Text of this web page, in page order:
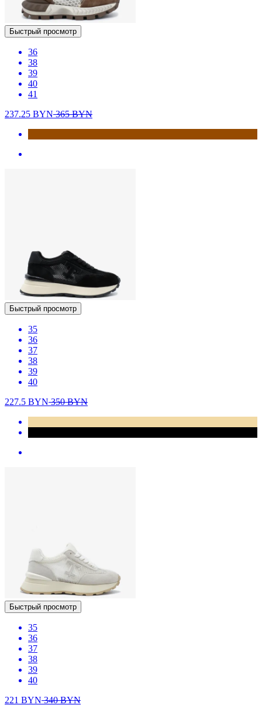
Быстрый просмотр
36
38
39
40
41
237.25 BYN365BYN
Быстрый просмотр
35
36
37
38
39
40
227.5 BYN350BYN
Быстрый просмотр
35
36
37
38
39
40
221 BYN340BYN